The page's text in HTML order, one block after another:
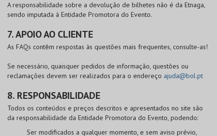
A responsabilidade sobre a devolução de bilhetes não é da Etnaga,
sendo imputada à Entidade Promotora do Evento.
7. APOIO AO CLIENTE
As FAQs contêm respostas às questões mais frequentes, consulte-as!
Se necessário, quaisquer pedidos de informação, questões ou
reclamações devem ser realizados para o endereço ajuda@bol.pt
8. RESPONSABILIDADE
Todos os conteúdos e preços descritos e apresentados no site são
da responsabilidade da Entidade Promotora do Evento, podendo:
Ser modificados a qualquer momento, e sem aviso prévio,